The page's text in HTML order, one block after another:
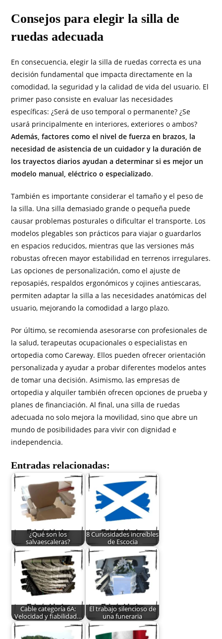
Consejos para elegir la silla de
ruedas adecuada
En consecuencia, elegir la silla de ruedas correcta es una
decisión fundamental que impacta directamente en la
comodidad, la seguridad y la calidad de vida del usuario. El
primer paso consiste en evaluar las necesidades
específicas: ¿Será de uso temporal o permanente? ¿Se
usará principalmente en interiores, exteriores o ambos?
Además, factores como el nivel de fuerza en brazos, la
necesidad de asistencia de un cuidador y la duración de
los trayectos diarios ayudan a determinar si es mejor un
modelo manual, eléctrico o especializado.
También es importante considerar el tamaño y el peso de
la silla. Una silla demasiado grande o pequeña puede
causar problemas posturales o dificultar el transporte. Los
modelos plegables son prácticos para viajar o guardarlos
en espacios reducidos, mientras que las versiones más
robustas ofrecen mayor estabilidad en terrenos irregulares.
Las opciones de personalización, como el ajuste de
reposapiés, respaldos ergonómicos y cojines antiescaras,
permiten adaptar la silla a las necesidades anatómicas del
usuario, mejorando la comodidad a largo plazo.
Por último, se recomienda asesorarse con profesionales de
la salud, terapeutas ocupacionales o especialistas en
ortopedia como Careway. Ellos pueden ofrecer orientación
personalizada y ayudar a probar diferentes modelos antes
de tomar una decisión. Asimismo, las empresas de
ortopedia y alquiler también ofrecen opciones de prueba y
planes de financiación. Al final, una silla de ruedas
adecuada no solo mejora la movilidad, sino que abre un
mundo de posibilidades para vivir con dignidad e
independencia.
Entradas relacionadas:
¿Qué son los
salvaescaleras?
8 Curiosidades increíbles
de Escocia
Cable categoría 6A:
Velocidad y fiabilidad…
El trabajo silencioso de
una funeraria